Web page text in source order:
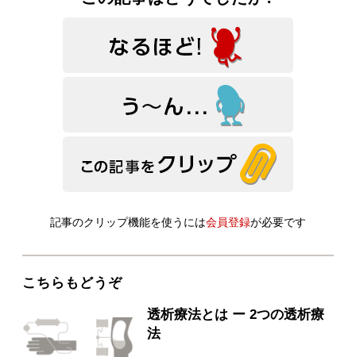
記事のクリップ機能を使うには会員登録が必要です
こちらもどうぞ
透析療法とは ー 2つの透析療
法